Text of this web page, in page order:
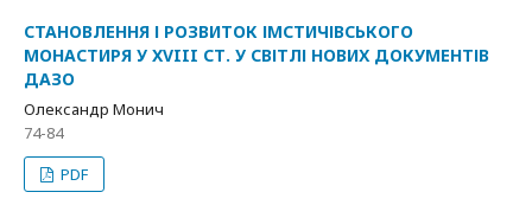
СТАНОВЛЕННЯ І РОЗВИТОК ІМСТИЧІВСЬКОГО
МОНАСТИРЯ У XVIII СТ. У СВІТЛІ НОВИХ ДОКУМЕНТІВ
ДАЗО
Олександр Монич
74-84
PDF